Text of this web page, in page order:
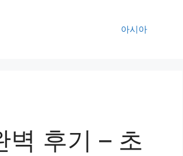
아시아
벽 후기 – 초